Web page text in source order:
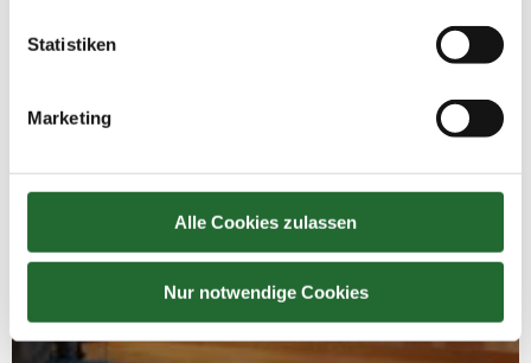
Statistiken
Marketing
Alle Cookies zulassen
Nur notwendige Cookies